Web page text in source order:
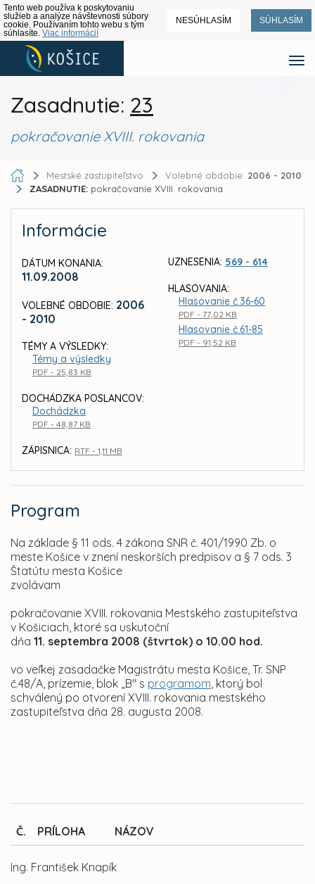
Tento web používa k poskytovaniu
služieb a analýze návštevnosti súbory
cookie. Používaním tohto webu s tým
súhlasíte. Viac informácií
NESÚHLASÍM SÚHLASÍM
Zasadnutie: 23
pokračovanie XVIII. rokovania
Mestské zastupiteľstvo Volebné obdobie: 2006 - 2010
ZASADNUTIE: pokračovanie XVIII. rokovania
Informácie
DÁTUM KONANIA:
11.09.2008
VOLEBNÉ OBDOBIE: 2006
- 2010
TÉMY A VÝSLEDKY:
Témy a výsledky
PDF - 25,83 KB
DOCHÁDZKA POSLANCOV:
Dochádzka
PDF - 48,87 KB
ZÁPISNICA: RTF - 1,11 MB
UZNESENIA: 569 - 614
HLASOVANIA:
Hlasovanie č.36-60
PDF - 77,02 KB
Hlasovanie č.61-85
PDF - 91,52 KB
Program
Na základe § 11 ods. 4 zákona SNR č. 401/1990 Zb. o
meste Košice v znení neskorších predpisov a § 7 ods. 3
Štatútu mesta Košice
zvolávam
pokračovanie XVIII. rokovania Mestského zastupiteľstva
v Košiciach, ktoré sa uskutoční
dňa 11. septembra 2008 (štvrtok) o 10.00 hod.
vo veľkej zasadačke Magistrátu mesta Košice, Tr. SNP
č.48/A, prízemie, blok „B" s programom, ktorý bol
schválený po otvorení XVIII. rokovania mestského
zastupiteľstva dňa 28. augusta 2008.
Č. PRÍLOHA NÁZOV
Ing. František Knapík